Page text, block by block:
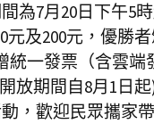
為7月20日下午5
元及200元，優勝
一發票（含雲
放期間自8月1日
，歡迎民眾攜家